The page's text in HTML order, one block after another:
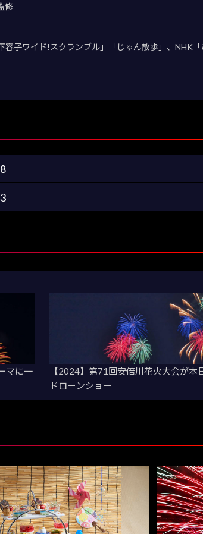
修
子ワイド!スクランブル」「じゅん散歩」、NHK
マに一
【2024】第71回安倍川花火大会が
ドローンショー